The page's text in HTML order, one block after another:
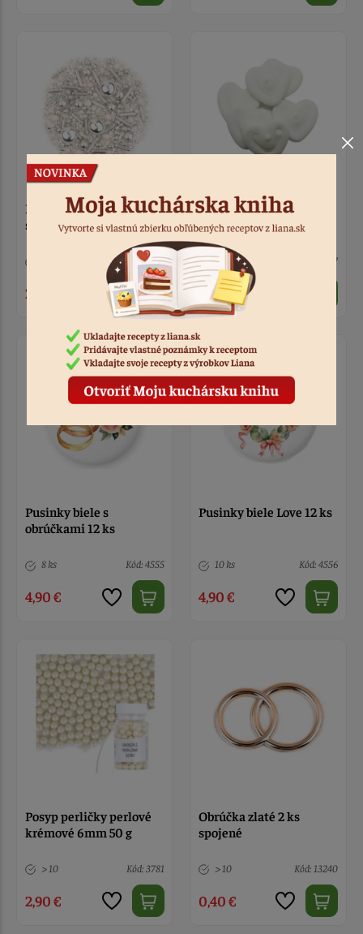
Posyp mix bielo-
strieborný 50g
Kód: 4592
2,50 €
Pusinky biele srdce 20
ks
1 ks Kód: 4557
4,50 €
Pusinky biele s
obrúčkami 12 ks
8 ks Kód: 4555
4,90 €
Pusinky biele Love 12 ks
10 ks Kód: 4556
4,90 €
Posyp perličky perlové
krémové 6mm 50 g
> 10 Kód: 3781
2,90 €
Obrúčka zlaté 2 ks
spojené
> 10 Kód: 13240
0,40 €